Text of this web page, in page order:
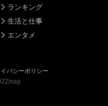
ランキング
生活と仕事
エンタメ
バシーポリシー